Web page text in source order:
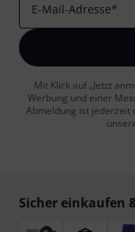
E-Mail-Adresse*
Mit Klick auf „Jetzt
Werbung und einer
Abmeldung ist jederzeit
Sicher einkaufen